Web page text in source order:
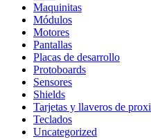
Maquinitas
Módulos
Motores
Pantallas
Placas de desarrollo
Protoboards
Sensores
Shields
Tarjetas y llaveros de
Teclados
Uncategorized